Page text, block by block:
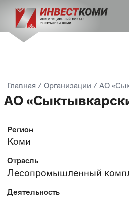
Главная / Организации / АО
АО
Регион
Коми
Отрасль
Лесопромышленный
Деятельность